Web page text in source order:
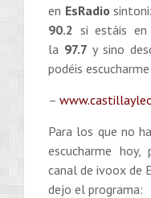
en EsRadio
90.2 si estáis
la 97.7 y sino
podéis
–
Para los que no
escucharme
canal de ivoox de
dejo el programa: